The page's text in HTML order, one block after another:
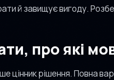
й завищує вигоду.
про які
цінник рішення. Повна